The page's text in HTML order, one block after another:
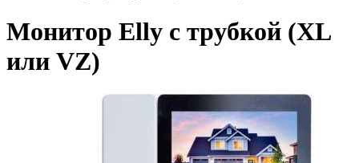
Монитор Elly с трубкой (XL
или VZ)